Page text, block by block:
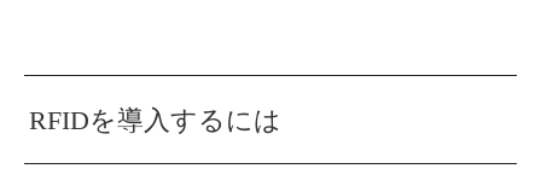
RFIDを導入するには